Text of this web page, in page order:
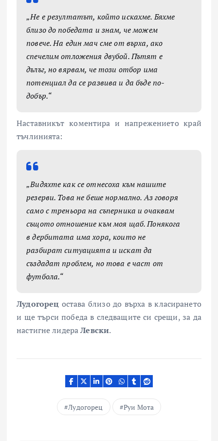
„Не е резултатът, който искахме. Бяхме
близо до победата и знам, че можем
повече. На един мач сме от върха, ако
спечелим отложения двубой. Пътят е
дълъг, но вярвам, че този отбор има
потенциал да се развива и да бъде по-
добър.“
Наставникът коментира и напрежението край
тъчлинията:
„Видяхте как се отнесоха към нашите
резерви. Това не беше нормално. Аз говоря
само с треньора на съперника и очаквам
същото отношение към моя щаб. Понякога
в дербитата има хора, които не
разбират ситуацията и искат да
създадат проблем, но това е част от
футбола.“
Лудогорец остава близо до върха в класирането
и ще търси победа в следващите си срещи, за да
настигне лидераЛевски.
Лудогорец Руи Мота